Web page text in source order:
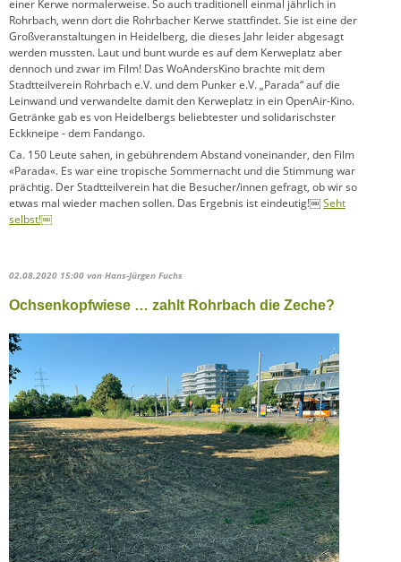
einer Kerwe normalerweise. So auch traditionell einmal jährlich in
Rohrbach, wenn dort die Rohrbacher Kerwe stattfindet. Sie ist eine der
Großveranstaltungen in Heidelberg, die dieses Jahr leider abgesagt
werden mussten. Laut und bunt wurde es auf dem Kerweplatz aber
dennoch und zwar im Film! Das WoAndersKino brachte mit dem
Stadtteilverein Rohrbach e.V. und dem Punker e.V. „Parada“ auf die
Leinwand und verwandelte damit den Kerweplatz in ein OpenAir-Kino.
Getränke gab es von Heidelbergs beliebtester und solidarischster
Eckkneipe - dem Fandango.
Ca. 150 Leute sahen, in gebührendem Abstand voneinander, den Film
«Parada«. Es war eine tropische Sommernacht und die Stimmung war
prächtig. Der Stadtteilverein hat die Besucher/innen gefragt, ob wir so
etwas mal wieder machen sollen. Das Ergebnis ist eindeutig!￼Seht
selbst!￼
02.08.2020 15:00 von Hans-Jürgen Fuchs
Ochsenkopfwiese … zahlt Rohrbach die Zeche?